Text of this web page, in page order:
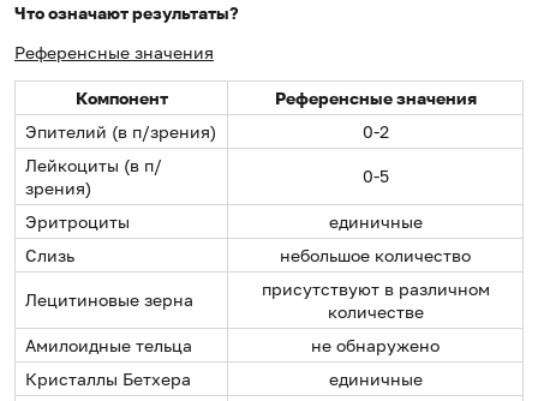
Что означают результаты?
Референсные значения
Компонент
Референсные значения
Эпителий (в п/зрения)
0-2
Лейкоциты (в п/
зрения)
0-5
Эритроциты
единичные
Слизь
небольшое количество
Лецитиновые зерна
присутствуют в различном
количестве
Амилоидные тельца
не обнаружено
Кристаллы Бетхера
единичные